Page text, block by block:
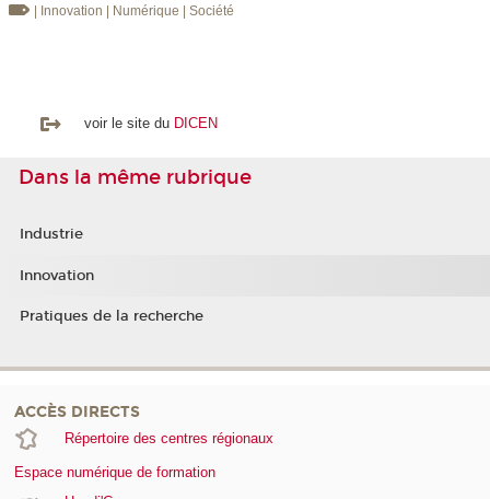
| Innovation | Numérique | Société
voir le site du DICEN
Dans la même rubrique
Industrie
Innovation
Pratiques de la recherche
ACCÈS DIRECTS
Répertoire des centres régionaux
Espace numérique de formation